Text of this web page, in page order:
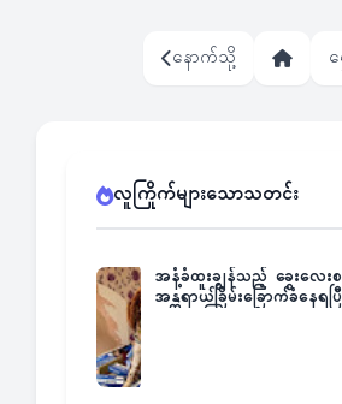
နောက်သို့
လူကြိုက်များသောသတင်း
အနံ့ခံထူးချွန်သည့် ခွေးလေ
အန္တရာယ်ခြိမ်းခြောက်ခံနေရပ